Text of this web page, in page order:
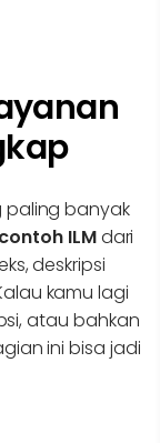
paling banyak
contoh ILMdari
deskripsi
kamu lagi
atau bahkan
ini bisa jadi